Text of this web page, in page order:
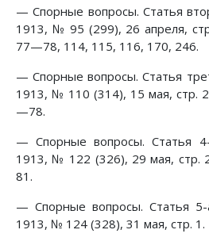
— Спорные вопросы. Статья
1913, № 95 (299), 26 апреля,
77—78, 114, 115, 116, 170, 246.
— Спорные вопросы. Статья
1913, № 110 (314), 15 мая, стр.
—78.
— Спорные вопросы. Статья
1913, № 122 (326), 29 мая, стр.
81.
— Спорные вопросы. Статья
1913, № 124 (328), 31 мая, стр.